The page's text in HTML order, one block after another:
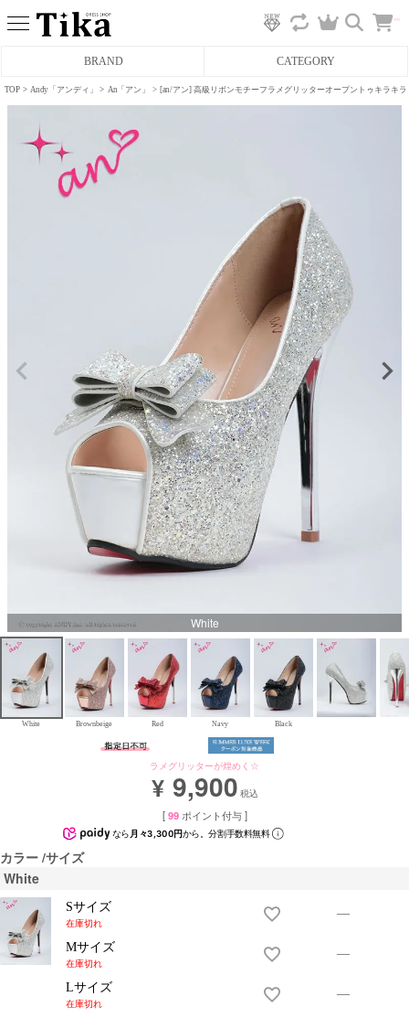
BRAND CATEGORY
タイトミニドレス
フレアミニドレス
タイトロングドレス
Aラインロングドレス
バースデードレス
へ
TOP Andy「アンディ」 An「アン」 [an/アン] 高級リボンモチーフラメグリッターオープントゥキラキ
White
White Brownbeige Red Navy Black
ラメグリッターが煌めく☆
¥ 9,900 税込
[ 99 ポイント付与 ]
なら月々3,300円から。分割手数料無料
カラー サイズ
White
Sサイズ
在庫切れ
—
Mサイズ
在庫切れ
—
Lサイズ
在庫切れ
—